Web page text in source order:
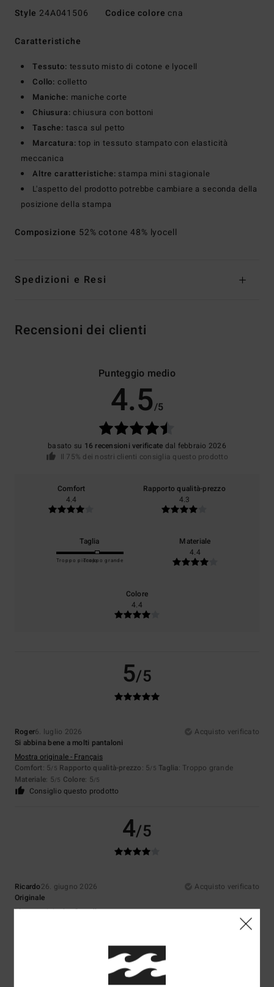
Style 24A041506 Codice colore cna
Caratteristiche
Tessuto: tessuto misto di cotone e lyocell
Collo: colletto
Maniche: maniche corte
Chiusura: chiusura con bottoni
Tasche: tasca sul petto
Marcatura: top in tessuto stampato con elasticità
meccanica
Altre caratteristiche: stampa mini stagionale
L'aspetto del prodotto potrebbe cambiare a seconda della
posizione della stampa
Composizione 52% cotone 48% lyocell
Spedizioni e Resi
Recensioni dei clienti
Punteggio medio
4.5/5
basato su 16 recensioni verificate dal febbraio 2026
Il 75% dei nostri clienti consiglia questo prodotto
Comfort
4.4
Rapporto qualità-prezzo
4.3
Taglia
Troppo piccoloTroppo grande
Materiale
4.4
Colore
4.4
5/5
Roger6. luglio 2026
Acquisto verificato
Si abbina bene a molti pantaloni
Mostra originale - Français
Comfort: 5/5 Rapporto qualità-prezzo: 5/5 Taglia: Troppo grande
Materiale: 5/5 Colore: 5/5
Consiglio questo prodotto
4/5
Ricardo26. giugno 2026
Acquisto verificato
Originale
Mostra originale - Castellano
5/5